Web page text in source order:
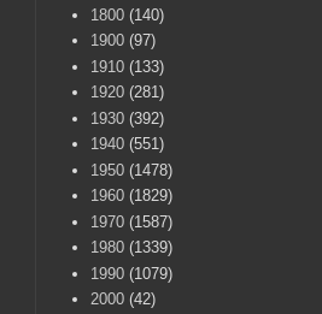
1800 (140)
1900 (97)
1910 (133)
1920 (281)
1930 (392)
1940 (551)
1950 (1478)
1960 (1829)
1970 (1587)
1980 (1339)
1990 (1079)
2000 (42)